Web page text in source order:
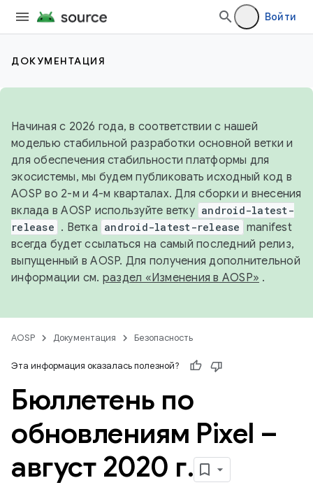
Войти
ДОКУМЕНТАЦИЯ
Начиная с 2026 года, в соответствии с нашей
моделью стабильной разработки основной ветки и
для обеспечения стабильности платформы для
экосистемы, мы будем публиковать исходный код в
AOSP во 2-м и 4-м кварталах. Для сборки и внесения
вклада в AOSP используйте ветку android-latest-
release . Ветка android-latest-release manifest
всегда будет ссылаться на самый последний релиз,
выпущенный в AOSP. Для получения дополнительной
информации см. раздел «Изменения в AOSP» .
AOSP Документация Безопасность
Эта информация оказалась полезной?
Бюллетень по
обновлениям Pixel –
август 2020 г.